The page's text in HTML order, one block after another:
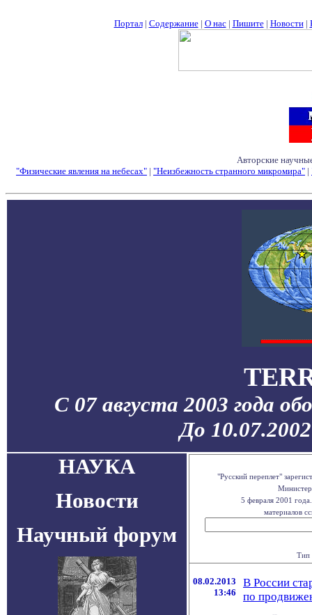
Портал| Содержание| О нас| Пишите| Новости|
Авторские
"Физические явления на небесах" | "Неизбежность странного микромира" |
С 07 августа 2003 года
До
НАУКА
Новости
Научный форум
"Русский переплет"
5 февраля 2001
материалов
Тип
08.02.2013
13:46
В России
по